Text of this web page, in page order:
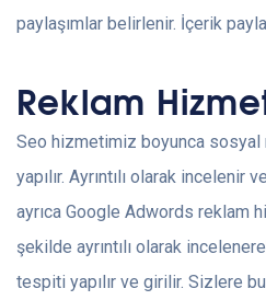
paylaşımlar belirlenir. İçerik
Reklam
Seo hizmetimiz boyunca sosyal
yapılır. Ayrıntılı olarak
ayrıca Google Adwords reklam
şekilde ayrıntılı olarak
tespiti yapılır ve girilir. Sizlere